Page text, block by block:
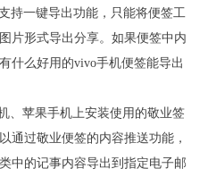
持一键导出功能，只能将便签工
片形式导出分享。如果便签中内
什么好用的vivo手机便签能导出
、苹果手机上安装使用的敬业签
通过敬业便签的内容推送功能，
中的记事内容导出到指定电子邮